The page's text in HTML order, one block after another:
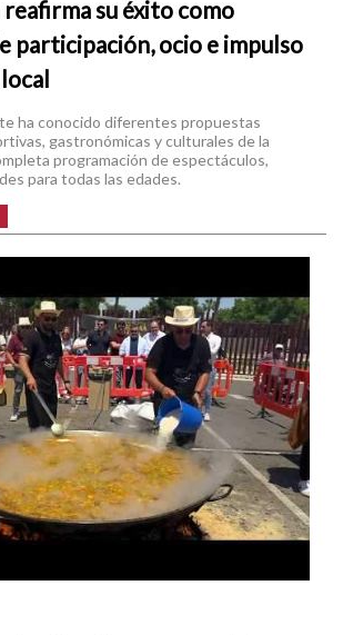
su éxito como
participación, ocio e impulso
ha conocido diferentes propuestas
gastronómicas y culturales de la
programación de espectáculos,
para todas las edades.